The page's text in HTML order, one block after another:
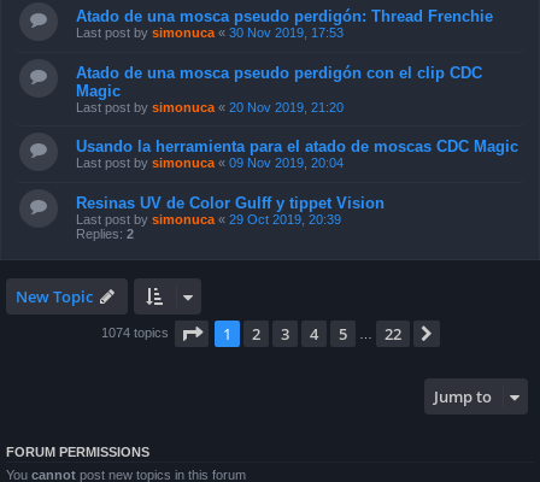
Atado de una mosca pseudo perdigón: Thread Frenchie
Last post by simonuca « 30 Nov 2019, 17:53
Atado de una mosca pseudo perdigón con el clip CDC
Magic
Last post by simonuca « 20 Nov 2019, 21:20
Usando la herramienta para el atado de moscas CDC Magic
Last post by simonuca « 09 Nov 2019, 20:04
Resinas UV de Color Gulff y tippet Vision
Last post by simonuca « 29 Oct 2019, 20:39
Replies: 2
New Topic
1074 topics Page 1of 22
1 2 3 4 5 22
Jump to
FORUM PERMISSIONS
You cannot post new topics in this forum